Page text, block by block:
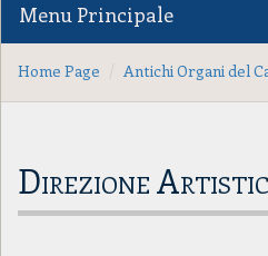
Menu Principale
Home Page Antichi Organi del
Direzione